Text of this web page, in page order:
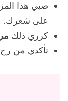
صبي هذا
على شعرك.
كرري ذلك
تأكدي من رج